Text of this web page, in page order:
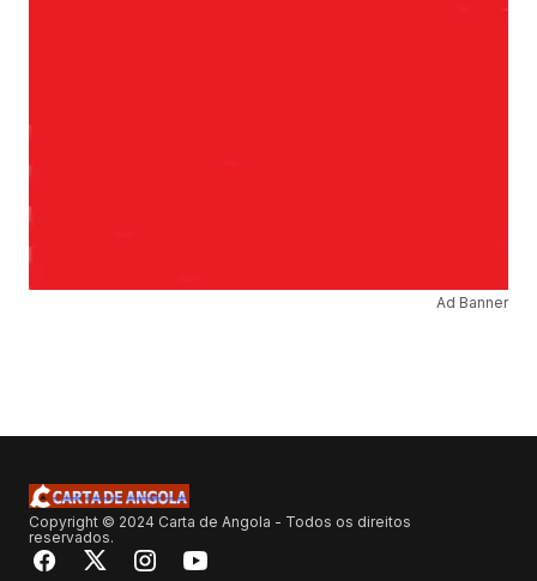
Ad Banner
Copyright © 2024 Carta de Angola - Todos os direitos
reservados.